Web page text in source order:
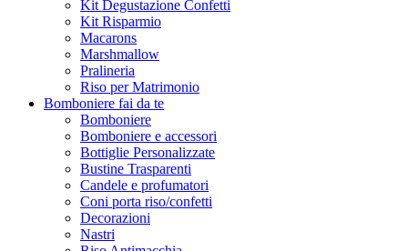
Kit Degustazione Confetti
Kit Risparmio
Macarons
Marshmallow
Pralineria
Riso per Matrimonio
Bomboniere fai da te
Bomboniere
Bomboniere e accessori
Bottiglie Personalizzate
Bustine Trasparenti
Candele e profumatori
Coni porta riso/confetti
Decorazioni
Nastri